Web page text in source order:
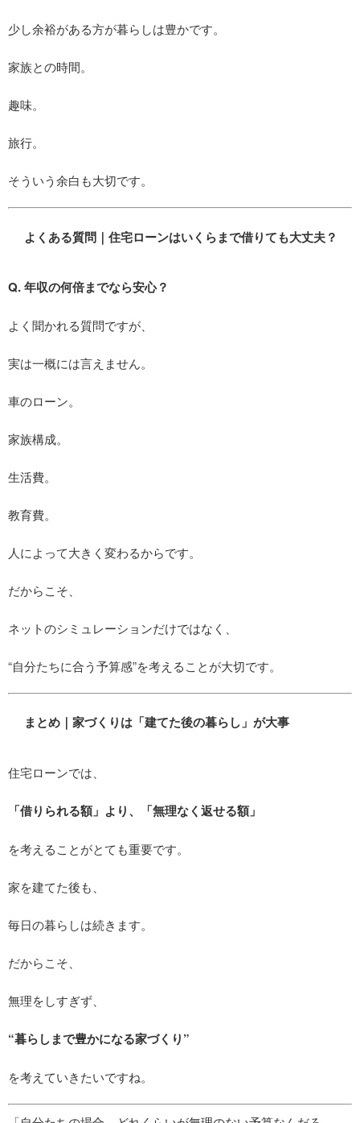
少し余裕がある方が暮らしは豊かです。
家族との時間。
趣味。
旅行。
そういう余白も大切です。
よくある質問｜住宅ローンはいくらまで借りても大丈夫？
Q. 年収の何倍までなら安心？
よく聞かれる質問ですが、
実は一概には言えません。
車のローン。
家族構成。
生活費。
教育費。
人によって大きく変わるからです。
だからこそ、
ネットのシミュレーションだけではなく、
“自分たちに合う予算感”を考えることが大切です。
まとめ｜家づくりは「建てた後の暮らし」が大事
住宅ローンでは、
「借りられる額」より、「無理なく返せる額」
を考えることがとても重要です。
家を建てた後も、
毎日の暮らしは続きます。
だからこそ、
無理をしすぎず、
“暮らしまで豊かになる家づくり”
を考えていきたいですね。